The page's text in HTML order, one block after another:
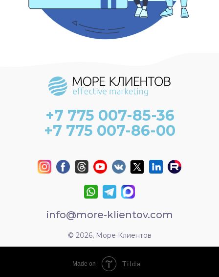
info@more-klientov.com
+7 775 007-85-36
+7 775 007-86-00
© 2026, Море Клиентов
Made on Tilda